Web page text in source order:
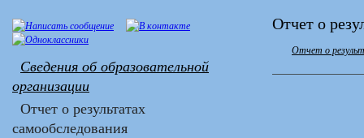
Сведения об образовательной
организации
Отчет о результатах
самообследования
Отчет о
Отчет о